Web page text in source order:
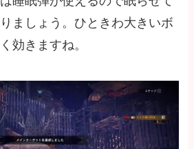
ましょう。ひときわ大きいボ
効きますね。